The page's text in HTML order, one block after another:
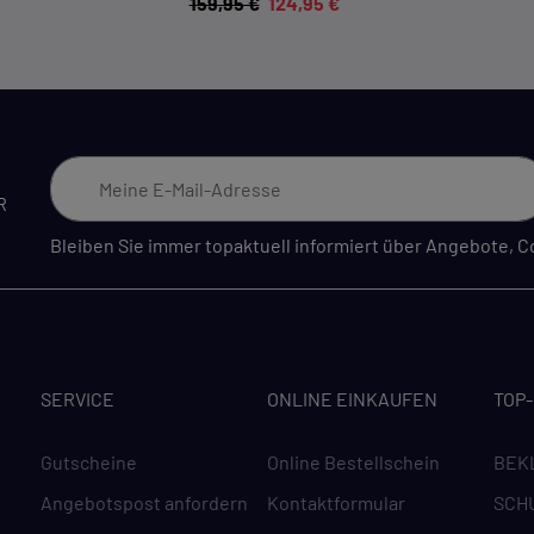
Bleiben Sie immer topaktuell informiert über Angebote,
SERVICE
Gutscheine
Angebotspost anfordern
ONLINE EINKAUFEN
Online Bestellschein
Kontaktformular